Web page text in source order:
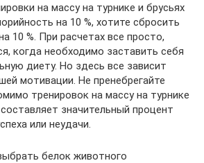
на массу на турнике и брусьях
на 10 %, хотите сбросить
10 %. При расчетах все просто,
когда необходимо заставить себя
диету. Но здесь все зависит
мотивации. Не пренебрегайте
тренировок на массу на турнике
значительный процент
или неудачи.
белок животного